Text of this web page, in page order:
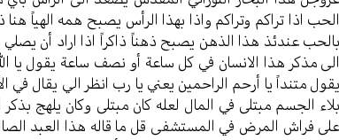
الحب اذا تراكم وتراكم واذا بهذا الرأس يصبح همه الهياً
بالحب عندئذ هذا الذهن يصبح ذهناً ذاكراً اذا اراد أن
الى مذكر هذا الانسان في كل ساعة أو نصف ساعة يقول يا
يقول متنداً يا أرحم الراحمين يعني يا رب انظر الي يقال في
بلاء الجسم مبتلى في المال لعله كان مبتلى وكان يلهج
على فراش المرض في المستشفى قل ما قاله هذا العبد